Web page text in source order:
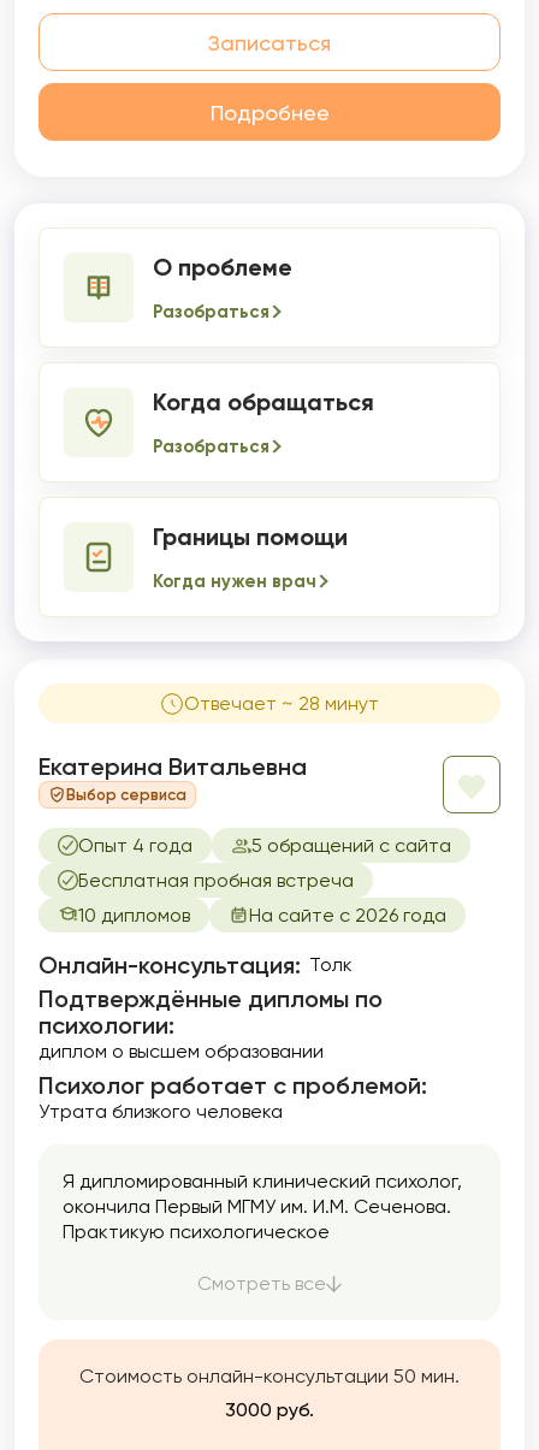
Записаться
Подробнее
О проблеме
Разобраться
Когда обращаться
Разобраться
Границы помощи
Когда нужен врач
Отвечает ~ 28 минут
Екатерина Витальевна
Выбор сервиса
Опыт 4 года
5 обращений с сайта
Бесплатная пробная встреча
10 дипломов
На сайте с 2026 года
Онлайн-консультация: Толк
Подтверждённые дипломы по
психологии:
диплом о высшем образовании
Психолог работает с проблемой:
Утрата близкого человека
Я дипломированный клинический психолог,
окончила Первый МГМУ им. И.М. Сеченова.
Практикую психологическое
года при поддержке супервизора и
и психодраме.
Смотреть все
Стоимость онлайн-консультации 50 мин.
3000 руб.